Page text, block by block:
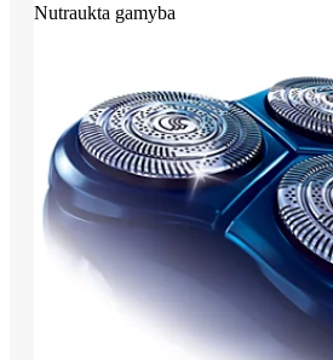
Nutraukta gamyba